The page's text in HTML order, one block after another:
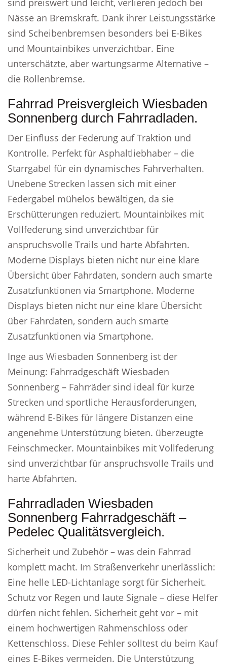
sind preiswert und leicht, verlieren jedoch bei
Nässe an Bremskraft. Dank ihrer Leistungsstärke
sind Scheibenbremsen besonders bei E-Bikes
und Mountainbikes unverzichtbar. Eine
unterschätzte, aber wartungsarme Alternative –
die Rollenbremse.
Fahrrad Preisvergleich Wiesbaden
Sonnenberg durch Fahrradladen.
Der Einfluss der Federung auf Traktion und
Kontrolle. Perfekt für Asphaltliebhaber – die
Starrgabel für ein dynamisches Fahrverhalten.
Unebene Strecken lassen sich mit einer
Federgabel mühelos bewältigen, da sie
Erschütterungen reduziert. Mountainbikes mit
Vollfederung sind unverzichtbar für
anspruchsvolle Trails und harte Abfahrten.
Moderne Displays bieten nicht nur eine klare
Übersicht über Fahrdaten, sondern auch smarte
Zusatzfunktionen via Smartphone. Moderne
Displays bieten nicht nur eine klare Übersicht
über Fahrdaten, sondern auch smarte
Zusatzfunktionen via Smartphone.
Inge aus Wiesbaden Sonnenberg ist der
Meinung: Fahrradgeschäft Wiesbaden
Sonnenberg – Fahrräder sind ideal für kurze
Strecken und sportliche Herausforderungen,
während E-Bikes für längere Distanzen eine
angenehme Unterstützung bieten. überzeugte
Feinschmecker. Mountainbikes mit Vollfederung
sind unverzichtbar für anspruchsvolle Trails und
harte Abfahrten.
Fahrradladen Wiesbaden
Sonnenberg Fahrradgeschäft –
Pedelec Qualitätsvergleich.
Sicherheit und Zubehör – was dein Fahrrad
komplett macht. Im Straßenverkehr unerlässlich:
Eine helle LED-Lichtanlage sorgt für Sicherheit.
Schutz vor Regen und laute Signale – diese Helfer
dürfen nicht fehlen. Sicherheit geht vor – mit
einem hochwertigen Rahmenschloss oder
Kettenschloss. Diese Fehler solltest du beim Kauf
eines E-Bikes vermeiden. Die Unterstützung